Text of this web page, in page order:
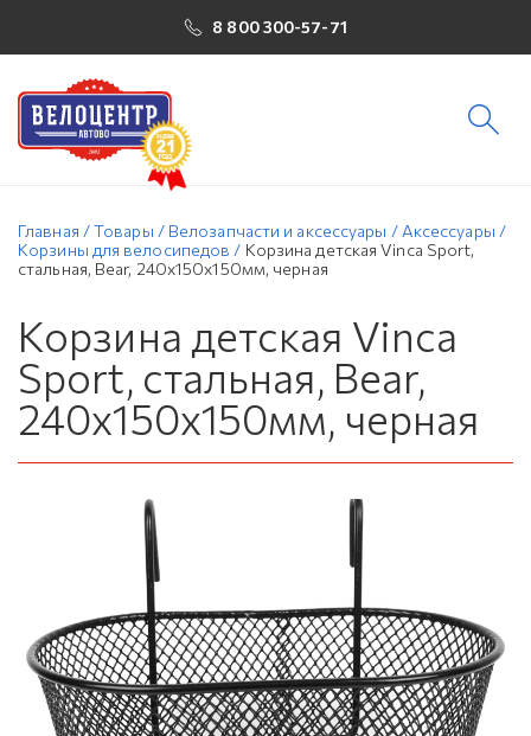
8 800 300-57-71
Главная /Товары / Велозапчасти и аксессуары / Аксессуары /
Корзины для велосипедов / Корзина детская Vinca Sport,
стальная, Bear, 240x150x150мм, черная
Корзина детская Vinca
Sport, стальная, Bear,
240x150x150мм, черная